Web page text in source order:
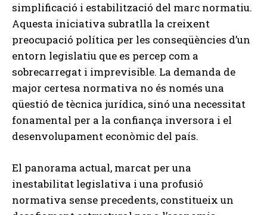
simplificació i estabilització del marc normatiu.
Aquesta iniciativa subratlla la creixent
preocupació política per les conseqüències d’un
entorn legislatiu que es percep com a
sobrecarregat i imprevisible. La demanda de
major certesa normativa no és només una
qüestió de tècnica jurídica, sinó una necessitat
fonamental per a la confiança inversora i el
desenvolupament econòmic del país.
El panorama actual, marcat per una
inestabilitat legislativa i una profusió
normativa sense precedents, constitueix un